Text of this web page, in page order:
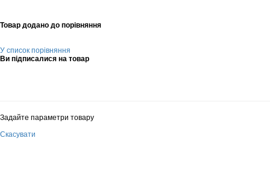
Товар додано до порівняння
У список порівняння
Ви підписалися на товар
Задайте параметри товару
Скасувати